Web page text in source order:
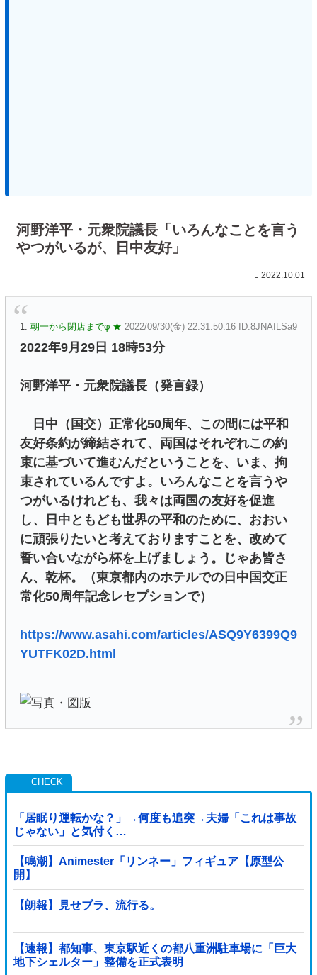
河野洋平・元衆院議長「いろんなことを言う
やつがいるが、日中友好」
2022.10.01
1: 朝一から閉店までφ ★ 2022/09/30(金) 22:31:50.16 ID:8JNAfLSa9
2022年9月29日 18時53分
河野洋平・元衆院議長（発言録）
日中（国交）正常化50周年、この間には平和
友好条約が締結されて、両国はそれぞれこの約
束に基づいて進むんだということを、いま、拘
束されているんですよ。いろんなことを言うや
つがいるけれども、我々は両国の友好を促進
し、日中ともども世界の平和のために、おおい
に頑張りたいと考えておりますことを、改めて
誓い合いながら杯を上げましょう。じゃあ皆さ
ん、乾杯。（東京都内のホテルでの日中国交正
常化50周年記念レセプションで）
https://www.asahi.com/articles/ASQ9Y6399Q9
YUTFK02D.html
「居眠り運転かな？」→何度も追突→夫婦「これは事故
じゃない」と気付く…
【鳴潮】Animester「リンネー」フィギュア【原型公
開】
【朗報】見せブラ、流行る。
【速報】都知事、東京駅近くの都八重洲駐車場に「巨大
地下シェルター」整備を正式表明